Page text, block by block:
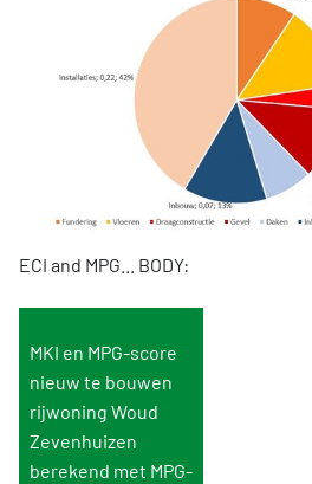
ECI and MPG... BODY:
MKI en MPG-score
nieuw te bouwen
rijwoning Woud
Zevenhuizen
berekend met MPG-